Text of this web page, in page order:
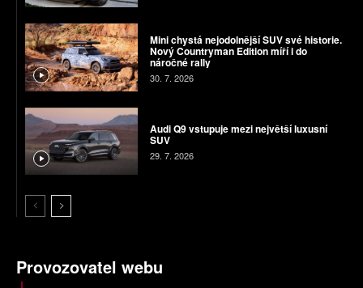
Mini chystá nejodolnější SUV své historie.
Nový Countryman Edition míří i do
náročné rally
30. 7. 2026
Audi Q9 vstupuje mezi největší luxusní
SUV
29. 7. 2026
Provozovatel webu